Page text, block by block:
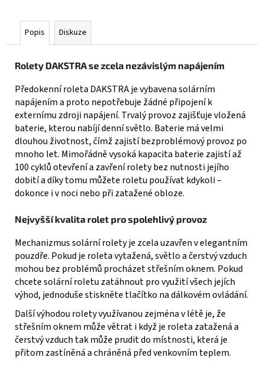
Popis Diskuze
Rolety DAKSTRA se zcela nezávislým napájením
Předokenní roleta DAKSTRA je vybavena solárním
napájením a proto nepotřebuje žádné připojení k
externímu zdroji napájení. Trvalý provoz zajišťuje vložená
baterie, kterou nabíjí denní světlo. Baterie má velmi
dlouhou životnost, čímž zajistí bezproblémový provoz po
mnoho let. Mimořádně vysoká kapacita baterie zajistí až
100 cyklů otevření a zavření rolety bez nutnosti jejího
dobití a díky tomu můžete roletu používat kdykoli –
dokonce i v noci nebo při zatažené obloze.
Nejvyšší kvalita rolet pro spolehlivý provoz
Mechanizmus solární rolety je zcela uzavřen v elegantním
pouzdře. Pokud je roleta vytažená, světlo a čerstvý vzduch
mohou bez problémů procházet střešním oknem. Pokud
chcete solární roletu zatáhnout pro využití všech jejích
výhod, jednoduše stiskněte tlačítko na dálkovém ovládání.
Další výhodou rolety využívanou zejména v létě je, že
střešním oknem může větrat i když je roleta zatažená a
čerstvý vzduch tak může prudit do místnosti, která je
přitom zastíněná a chráněná před venkovním teplem.